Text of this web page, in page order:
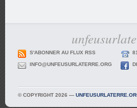
S'ABONNER AU FLUX RSS
INFO@UNFEUSURLATERRE.ORG
© COPYRIGHT 2026 —